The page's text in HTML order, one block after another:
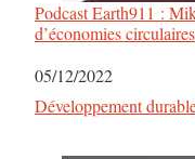
Podcast Earth911 :
d’économies circulaires
Date
05/12/2022
Par rapport à
Développement